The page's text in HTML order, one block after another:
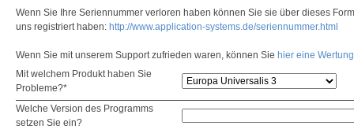
Wenn Sie Ihre Seriennummer verloren haben können Sie sie über dieses
uns registriert haben: http://www.application-systems.de/seriennummer.html
Wenn Sie mit unserem Support zufrieden waren, können Sie hier eine
Mit welchem Produkt haben Sie
Probleme?*
Welche Version des Programms
setzen Sie ein?